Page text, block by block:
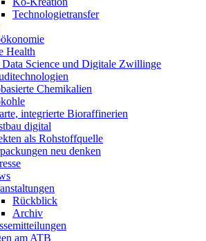
Technologietransfer
Health
Science und Digitale Zwillinge
Chemikalien
integrierte Bioraffinerien
digital
als Rohstoffquelle
neu denken
Rückblick
Archiv
am ATB